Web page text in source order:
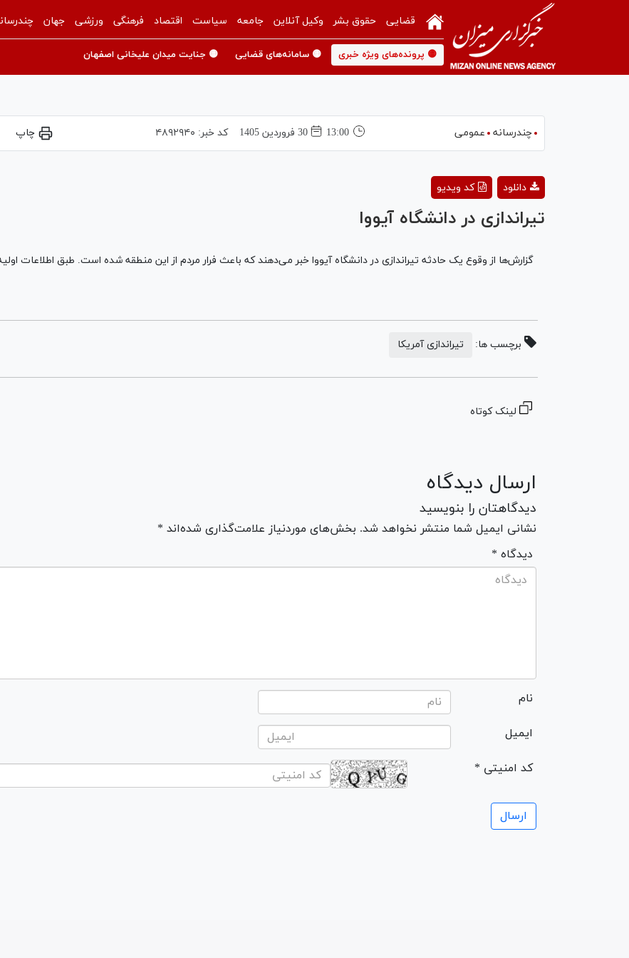
قضایی حقوق بشر وکیل آنلاین جامعه سیاست اقتصاد فرهنگی ورزشی جهان
🟡 پرونده‌های ویژه خبری 🟡 سامانه‌های قضایی 🟡 جنایت میدان علیخانی اصفهان
چندرسانه عمومی 13:00 30 فروردين 1405 کد خبر: ۴۸۹۲۹۴۰ چاپ
کد ویدیو دانلود
تیراندازی در دانشگاه آیووا
گزارش‌ها از وقوع یک حادثه تیراندازی در دانشگاه آیووا خبر می‌دهند که باعث فرار مردم از این منطقه شده است. طبق اطلاعات
برچسب ها: تیراندازی آمریکا
لینک کوتاه
ارسال دیدگاه
دیدگاهتان را بنویسید
نشانی ایمیل شما منتشر نخواهد شد. بخش‌های موردنیاز علامت‌گذاری شده‌اند *
* دیدگاه
نام
ایمیل
* کد امنیتی